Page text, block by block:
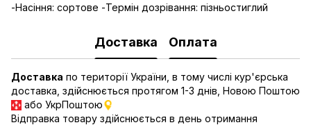
-Насіння: сортове -Термін дозрівання: пізньостиглий
Доставка Оплата
Доставка по території України, в тому числі кур'єрська
доставка, здійснюється протягом 1-3 днів, Новою Поштою
або УкрПоштою
Відправка товару здійснюється в день отримання